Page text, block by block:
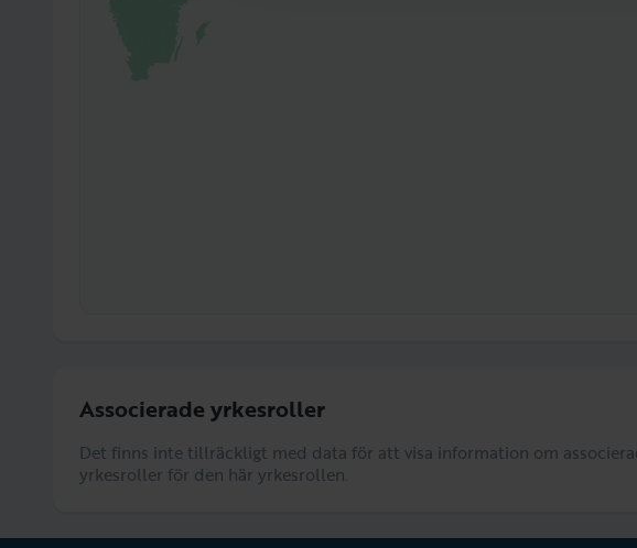
Associerade yrkesroller
Det finns inte tillräckligt med data för att visa information om
yrkesroller för den här yrkesrollen.